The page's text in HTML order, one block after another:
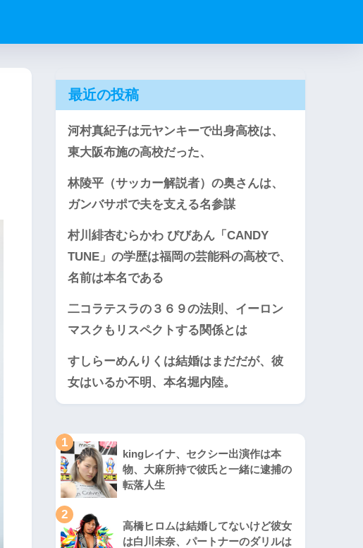
最近の投稿
河村真紀子は元ヤンキーで出身高校は、
東大阪布施の高校だった、
林陵平（サッカー解説者）の奥さんは、
ガンバサポで夫を支える名参謀
村川緋杏むらかわ びびあん「CANDY
TUNE」の学歴は福岡の芸能科の高校で、
名前は本名である
二コラテスラの３６９の法則、イーロン
マスクもリスペクトする関係とは
すしらーめんりくは結婚はまだだが、彼
女はいるか不明、本名堀内陸。
1
kingレイナ、セクシー出演作は本
物、大麻所持で彼氏と一緒に逮捕の
転落人生
2
高橋ヒロムは結婚してないけど彼女
は白川未奈、パートナーのダリルは